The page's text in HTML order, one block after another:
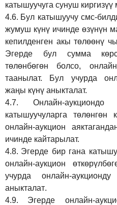
катышуучуга сунуш киргизүү
4.6. Бул катышуучу смс-
жумуш күнү ичинде өзүнүн
кепилденген акы төлөөнү
Эгерде бул сумма
төлөнбөгөн болсо,
таанылат. Бул учурда
жаңы күнү аныкталат.
4.7.
Онлайн-
катышуучуларга төлөнгөн
онлайн-аукцион
ичинде кайтарылат.
4.8. Эгерде бир гана
онлайн-аукцион өткөрүлбө
учурда онлайн-
аныкталат.
4.9.
Эгерде онлайн-